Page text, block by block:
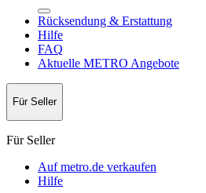
Rücksendung & Erstattung
Hilfe
FAQ
Aktuelle METRO Angebote
Für Seller
Für Seller
Auf metro.de verkaufen
Hilfe